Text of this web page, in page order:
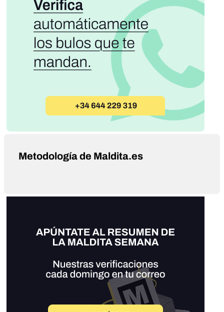
Metodología de Maldita.es